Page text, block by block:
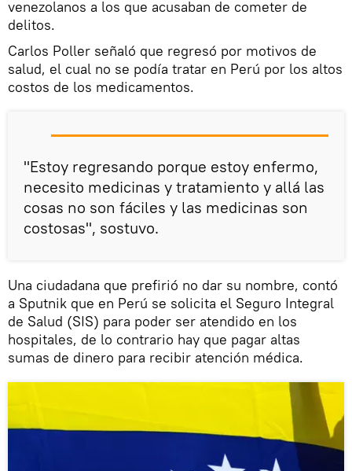
venezolanos a los que acusaban de cometer de
delitos.
Carlos Poller señaló que regresó por motivos de
salud, el cual no se podía tratar en Perú por los altos
costos de los medicamentos.
"Estoy regresando porque estoy enfermo,
necesito medicinas y tratamiento y allá las
cosas no son fáciles y las medicinas son
costosas", sostuvo.
Una ciudadana que prefirió no dar su nombre, contó
a Sputnik que en Perú se solicita el Seguro Integral
de Salud (SIS) para poder ser atendido en los
hospitales, de lo contrario hay que pagar altas
sumas de dinero para recibir atención médica.